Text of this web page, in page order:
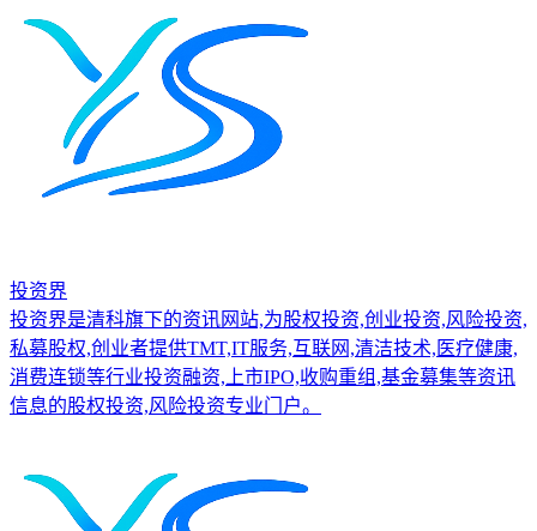
投资界
投资界是清科旗下的资讯网站,为股权投资,创业投资,风险投资,
私募股权,创业者提供TMT,IT服务,互联网,清洁技术,医疗健康,
消费连锁等行业投资融资,上市IPO,收购重组,基金募集等资讯
信息的股权投资,风险投资专业门户。